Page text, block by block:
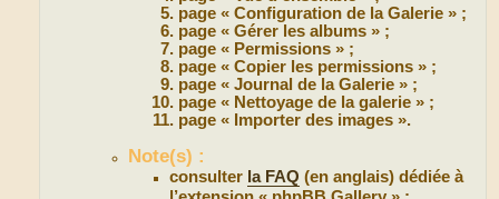
page « Configuration de la Galerie » ;
page « Gérer les albums » ;
page « Permissions » ;
page « Copier les permissions » ;
page « Journal de la Galerie » ;
page « Nettoyage de la galerie » ;
page « Importer des images ».
Note(s) :
consulter la FAQ (en anglais) dédiée à